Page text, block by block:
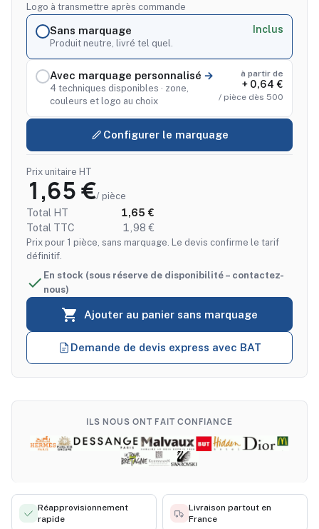
Logo à transmettre après commande
Sans marquage
Produit neutre, livré tel quel.
Inclus
Avec marquage personnalisé
4 techniques disponibles · zone,
couleurs et logo au choix
à partir de
+ 0,64 €
/ pièce dès 500
Configurer le marquage
 Ajouter au panier sans marquage
 En stock (sous réserve de disponibilité – contactez-
nous)
Prix unitaire HT
1,65 €/ pièce
Total HT
1,65 €
Total TTC
1,98 €
Prix pour 1 pièce, sans marquage. Le devis confirme le tarif
définitif.
Demande de devis express avec BAT
ILS NOUS ONT FAIT CONFIANCE
Réapprovisionnement
rapide
Livraison partout en
France